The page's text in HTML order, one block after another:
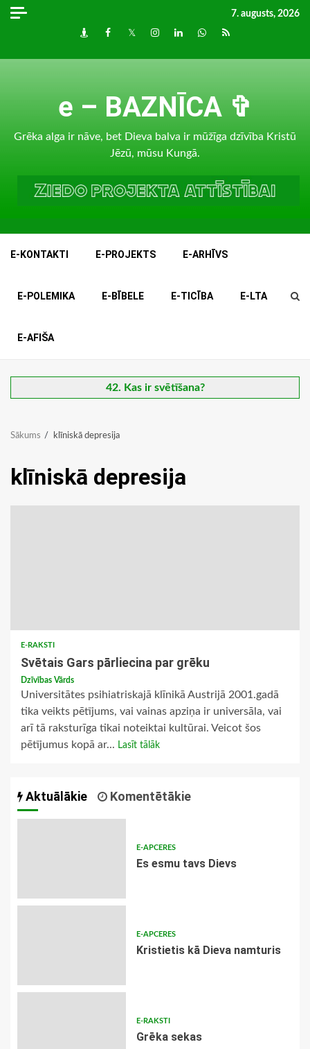
Skip
7. augusts, 2026
DraugiemFacebook
TwitterInstagram
LinkedInwhatsapp
RSS
e – BAZNĪCA ✞
Grēka alga ir nāve, bet Dieva balva ir mūžīga dzīvība Kristū
Jēzū, mūsu Kungā.
E-KONTAKTI E-PROJEKTS E-ARHĪVS
E-POLEMIKA E-BĪBELE E-TICĪBA E-LTA
E-AFIŠA
42. Kas ir svētīšana?
Sākums klīniskā depresija
klīniskā depresija
E-RAKSTI
Svētais Gars pārliecina par grēku
Dzīvības Vārds
Universitātes psihiatriskajā klīnikā Austrijā 2001.gadā
tika veikts pētījums, vai vainas apziņa ir universāla, vai
arī tā raksturīga tikai noteiktai kultūrai. Veicot šos
pētījumus kopā ar... Lasīt tālāk
Aktuālākie Komentētākie
E-APCERES
Es esmu tavs Dievs
E-APCERES
Kristietis kā Dieva namturis
E-RAKSTI
Grēka sekas